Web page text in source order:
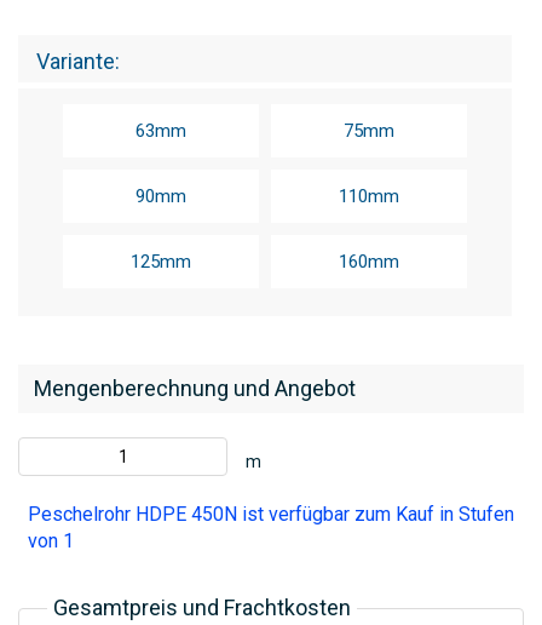
Mengenberechnung und Angebot
m
Peschelrohr HDPE 450N ist verfügbar zum Kauf in Stufen
von 1
Gesamtpreis und Frachtkosten
Variante
63mm 75mm
90mm 110mm
125mm 160mm